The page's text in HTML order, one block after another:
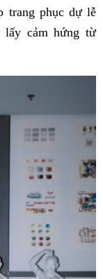
trang phục dự lễ
lấy cảm hứng từ